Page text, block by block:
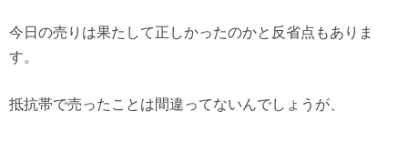
今日の売りは果たして正しかったのかと反省点もありま
す。
抵抗帯で売ったことは間違ってないんでしょうが、